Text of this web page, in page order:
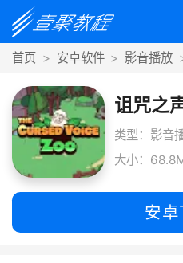
首页 安卓软件 影音播放
诅咒之
类型：影音
大小：
安卓